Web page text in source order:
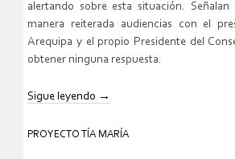
alertando sobre esta situación.
manera reiterada audiencias con el
Arequipa y el propio Presidente del
obtener ninguna respuesta.
Sigue leyendo →
PROYECTO TÍA MARÍA